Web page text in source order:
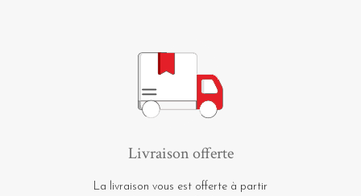
Livraison offerte
La livraison vous est offerte à partir